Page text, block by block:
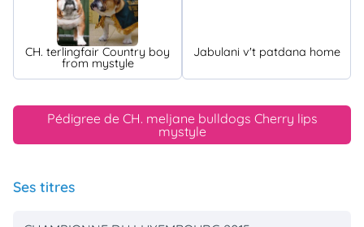
CH. terlingfair Country boy
from mystyle
Jabulani v't patdana home
Pédigree de CH. meljane bulldogs Cherry lips
mystyle
Ses titres